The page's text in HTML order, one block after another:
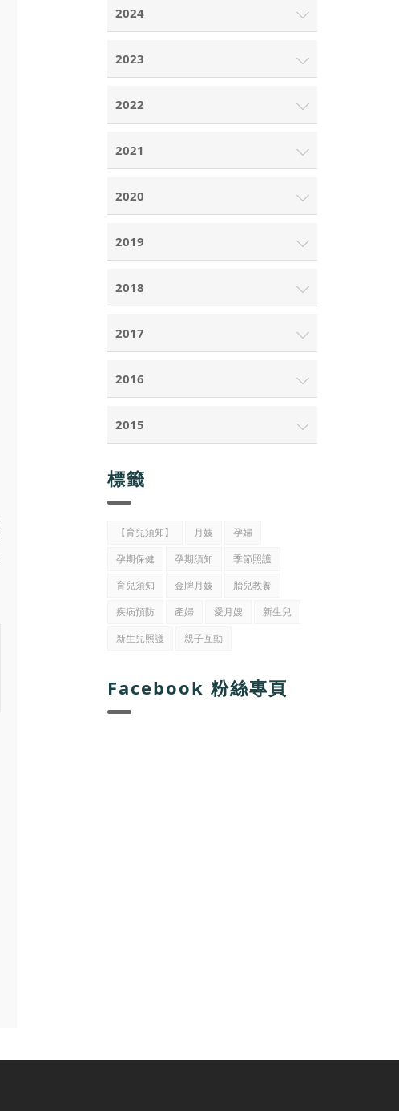
2024
2023
2022
2021
2020
2019
2018
2017
2016
2015
標籤
【育兒須知】 月嫂
孕婦
孕期保健
孕期須知
季節照護
育兒須知
金牌月嫂
胎兒教養
疾病預防
產婦 愛月嫂
新生兒
新生兒照護
親子互動
Facebook 粉絲專頁